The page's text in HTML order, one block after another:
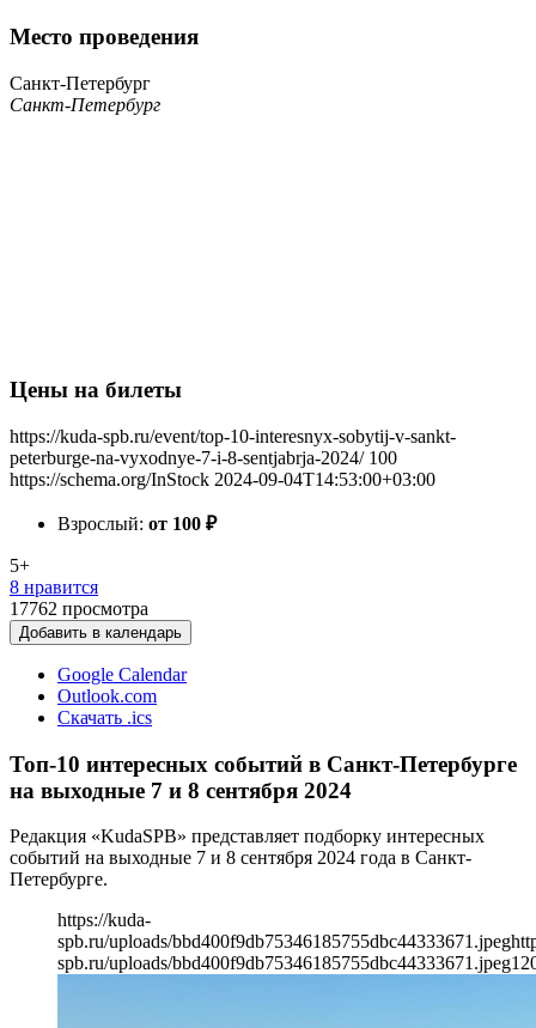
Место проведения
Санкт-Петербург
Санкт-Петербург
Цены на билеты
https://kuda-spb.ru/event/top-10-interesnyx-sobytij-v-sankt-
peterburge-na-vyxodnye-7-i-8-sentjabrja-2024/ 100
https://schema.org/InStock 2024-09-04T14:53:00+03:00
Взрослый: от 100 ₽
5+
8 нравится
17762 просмотра
Добавить в календарь
Google Calendar
Outlook.com
Скачать .ics
Топ-10 интересных событий в Санкт-Петербурге
на выходные 7 и 8 сентября 2024
Редакция «KudaSPB» представляет подборку интересных
событий на выходные 7 и 8 сентября 2024 года в Санкт-
Петербурге.
https://kuda-
spb.ru/uploads/bbd400f9db75346185755dbc44333671.jpeg
spb.ru/uploads/bbd400f9db75346185755dbc44333671.jpeg